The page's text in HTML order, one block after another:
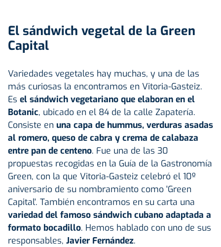
El sándwich vegetal de la Green
Capital
Variedades vegetales hay muchas, y una de las
más curiosas la encontramos en Vitoria-Gasteiz.
Es el sándwich vegetariano que elaboran en el
Botanic, ubicado en el 84 de la calle Zapatería.
Consiste en una capa de hummus, verduras asadas
al romero, queso de cabra y crema de calabaza
entre pan de centeno. Fue una de las 30
propuestas recogidas en la Guía de la Gastronomía
Green, con la que Vitoria-Gasteiz celebró el 10º
aniversario de su nombramiento como 'Green
Capital'. También encontramos en su carta una
variedad del famoso sándwich cubano adaptada a
formato bocadillo. Hemos hablado con uno de sus
responsables, Javier Fernández.